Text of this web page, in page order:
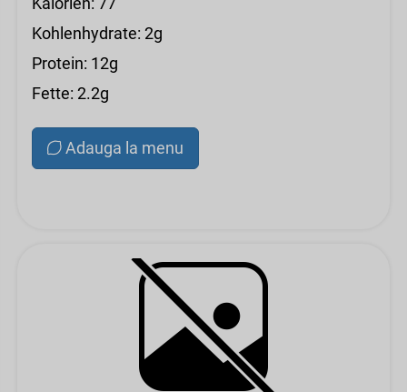
Kohlenhydrate: 2g
Protein: 12g
Fette: 2.2g
Adauga la menu